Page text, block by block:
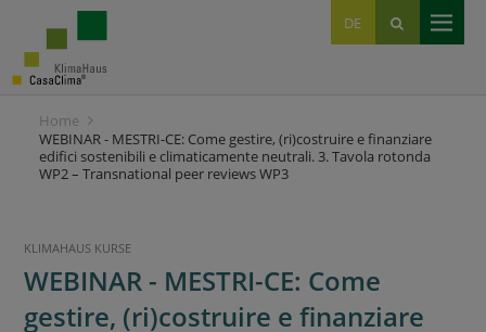
DE
IT
EN
Home
WEBINAR - MESTRI-CE: Come gestire, (ri)costruire e finanziare
edifici sostenibili e climaticamente neutrali. 3. Tavola rotonda
WP2 – Transnational peer reviews WP3
KLIMAHAUS KURSE
WEBINAR - MESTRI-CE: Come
gestire, (ri)costruire e finanziare